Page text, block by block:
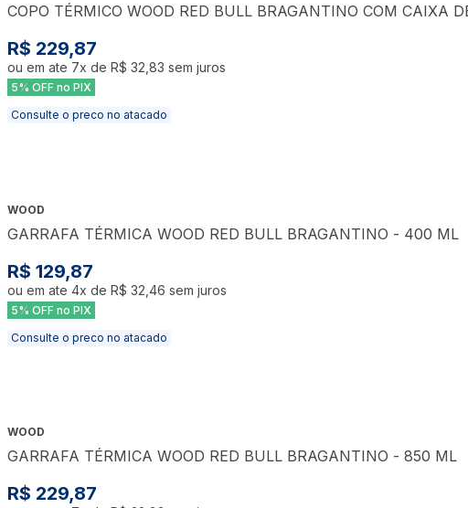
COPO TÉRMICO WOOD RED BULL BRAGANTINO COM CAIXA
R$ 229,87
ou em ate 7x de R$ 32,83 sem juros
5% OFF no PIX
Consulte o preco no atacado
WOOD
GARRAFA TÉRMICA WOOD RED BULL BRAGANTINO - 400 ML
R$ 129,87
ou em ate 4x de R$ 32,46 sem juros
5% OFF no PIX
Consulte o preco no atacado
WOOD
GARRAFA TÉRMICA WOOD RED BULL BRAGANTINO - 850 ML
R$ 229,87